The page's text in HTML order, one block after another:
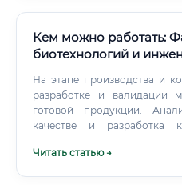
Кем можно работать:
биотехнологий и
На этапе производства и
разработке и валидации
готовой продукции.
качестве и разработка
фармаколог Это
Читать статью →